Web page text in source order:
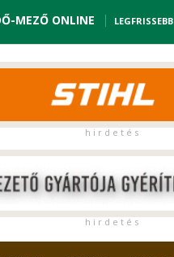
MEZŐ ONLINE LEGFRISSEBB
h i r d e t é s
h i r d e t é s